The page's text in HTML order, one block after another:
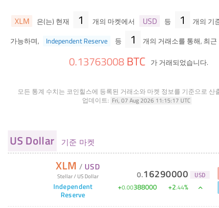
XLM 은(는) 현재 1 개의 마켓에서 USD 등 1
개의 기
가능하며,
Independent Reserve 등 1 개의 거래소를 통해, 최
0.13763008 BTC 가 거래되었습니다.
모든 통계 수치는 코인힐스에 등록된 거래소와 마켓 정보를 기준으로 산
업데이트: Fri, 07 Aug 2026 11:15:17 UTC
US Dollar 기준 마켓
XLM / USD
Stellar/ US Dollar
Independent
Reserve
0.16290000 USD
+0.00388000 +2.44%